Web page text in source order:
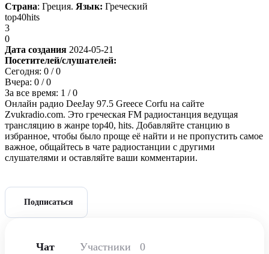
Страна: Греция. Язык: Греческий
top40hits
3
0
Дата создания 2024-05-21
Посетителей/слушателей:
Сегодня: 0 / 0
Вчера: 0 / 0
За все время: 1 / 0
Онлайн радио DeeJay 97.5 Greece Corfu на сайте
Zvukradio.com. Это греческая FM радиостанция ведущая
трансляцию в жанре top40, hits. Добавляйте станцию в
избранное, чтобы было проще её найти и не пропустить самое
важное, общайтесь в чате радиостанции с другими
слушателями и оставляйте ваши комментарии.
Подписаться
Чат Участники 0